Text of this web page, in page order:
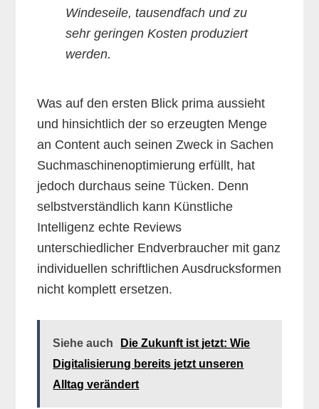
Windeseile, tausendfach und zu
sehr geringen Kosten produziert
werden.
Was auf den ersten Blick prima aussieht
und hinsichtlich der so erzeugten Menge
an Content auch seinen Zweck in Sachen
Suchmaschinenoptimierung erfüllt, hat
jedoch durchaus seine Tücken. Denn
selbstverständlich kann Künstliche
Intelligenz echte Reviews
unterschiedlicher Endverbraucher mit ganz
individuellen schriftlichen Ausdrucksformen
nicht komplett ersetzen.
Siehe auch
Die Zukunft ist jetzt: Wie
Digitalisierung bereits jetzt unseren
Alltag verändert